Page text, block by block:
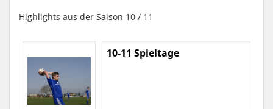
Highlights aus der Saison 10 / 11
10-11 Spieltage